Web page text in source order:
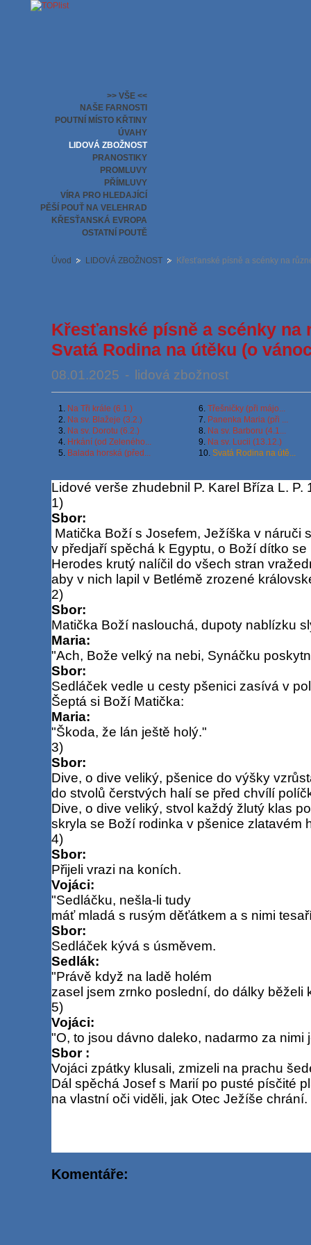
>> VŠE <<
NAŠE FARNOSTI
POUTNÍ MÍSTO KŘTINY
ÚVAHY
LIDOVÁ ZBOŽNOST
PRANOSTIKY
PROMLUVY
PŘÍMLUVY
VÍRA PRO HLEDAJÍCÍ
PĚŠÍ POUŤ NA VELEHRAD
KŘESŤANSKÁ EVROPA
OSTATNÍ POUTĚ
Úvod LIDOVÁ ZBOŽNOST Křesťanské písně a scénky na
Křesťanské písně a scénky na
Svatá Rodina na útěku (o
08.01.2025 - lidová zbožnost
1.
Na Tři krále (6.1.)
2. Na sv. Blažeje (3.2.)
3. Na sv. Dorotu (6.2.)
4. Hrkání (od Zeleného...
5. Balada horská (před...
6.Třešničky (při májo...
7. Panenka Maria (při ...
8. Na sv. Barboru (4.1...
9. Na sv. Lucii (13.12.)
10.Svatá Rodina na útě...
Lidové verše zhudebnil P. Karel Bříza L. P.
1)
Sbor:
Matička Boží s Josefem, Ježíška v náruči
v předjaří spěchá k Egyptu, o Boží dítko se
Herodes krutý nalíčil do všech stran
aby v nich lapil v Betlémě zrozené
2)
Sbor:
Matička Boží naslouchá, dupoty nablízku
Maria:
"Ach, Bože velký na nebi, Synáčku
Sbor:
Sedláček vedle u cesty pšenici zasívá v
Šeptá si Boží Matička:
Maria:
"Škoda, že lán ještě holý."
3)
Sbor:
Dive, o dive veliký, pšenice do výšky
do stvolů čerstvých halí se před chvílí
Dive, o dive veliký, stvol každý žlutý klas
skryla se Boží rodinka v pšenice zlatavém
4)
Sbor:
Přijeli vrazi na koních.
Vojáci:
"Sedláčku, nešla-li tudy
máť mladá s rusým děťátkem a s nimi
Sbor:
Sedláček kývá s úsměvem.
Sedlák:
"Právě když na ladě holém
zasel jsem zrnko poslední, do dálky běželi
5)
Vojáci:
"O, to jsou dávno daleko, nadarmo za nimi
Sbor :
Vojáci zpátky klusali, zmizeli na prachu
Dál spěchá Josef s Marií po pusté písčité
na vlastní oči viděli, jak Otec Ježíše chrání.
Komentáře: